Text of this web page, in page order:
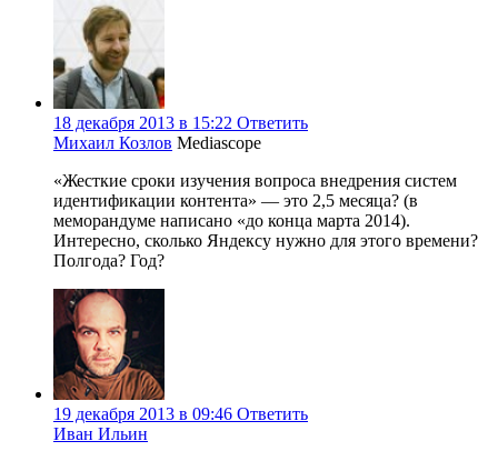
18 декабря 2013 в 15:22 Ответить
Михаил Козлов Mediascope
«Жесткие сроки изучения вопроса внедрения систем
идентификации контента» — это 2,5 месяца? (в
меморандуме написано «до конца марта 2014).
Интересно, сколько Яндексу нужно для этого времени?
Полгода? Год?
19 декабря 2013 в 09:46 Ответить
Иван Ильин